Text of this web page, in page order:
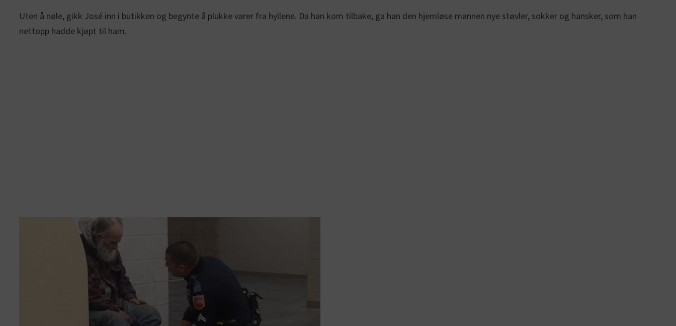
Uten å nøle, gikk José inn i butikken og begynte å plukke varer fra hyllene. Da han kom tilbake, ga han den hjemløse mannen nye støvler, sokker og hansker, som han
nettopp hadde kjøpt til ham.